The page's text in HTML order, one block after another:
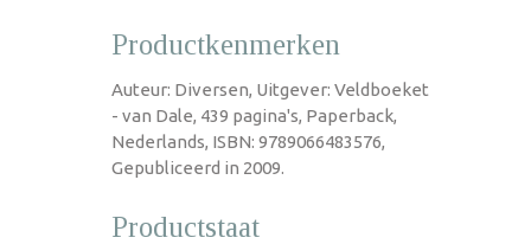
Productkenmerken
Auteur: Diversen, Uitgever: Veldboeket
- van Dale, 439 pagina's, Paperback,
Nederlands, ISBN: 9789066483576,
Gepubliceerd in 2009.
Productstaat